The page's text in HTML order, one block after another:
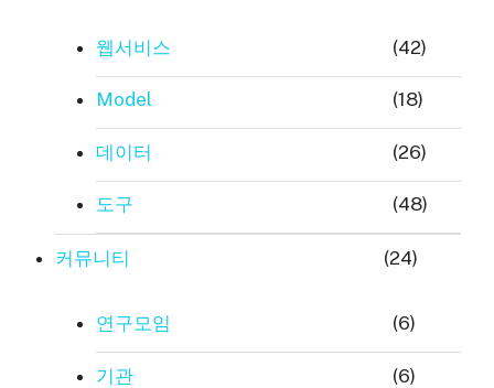
웹서비스 (42)
Model (18)
데이터 (26)
도구 (48)
커뮤니티 (24)
연구모임 (6)
기관 (6)